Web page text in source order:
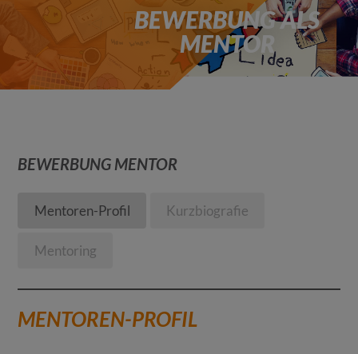
BEWERBUNG ALS
MENTOR
BEWERBUNG MENTOR
Mentoren-Profil Kurzbiografie
Mentoring
MENTOREN-PROFIL